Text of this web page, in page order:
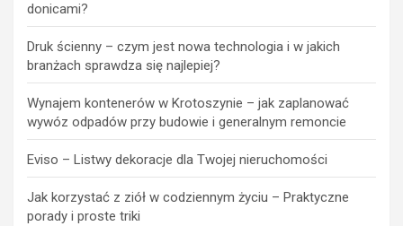
donicami?
Druk ścienny – czym jest nowa technologia i w jakich
branżach sprawdza się najlepiej?
Wynajem kontenerów w Krotoszynie – jak zaplanować
wywóz odpadów przy budowie i generalnym remoncie
Eviso – Listwy dekoracje dla Twojej nieruchomości
Jak korzystać z ziół w codziennym życiu – Praktyczne
porady i proste triki